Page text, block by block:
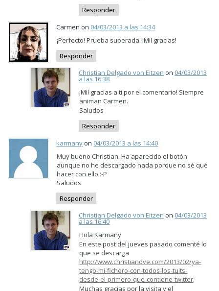
Responder
Carmen on 04/03/2013 a las 14:34
¡Perfecto! Prueba superada. ¡Mil gracias!
Responder
Christian Delgado von Eitzen on 04/03/2013
a las 16:38
¡Mil gracias a ti por el comentario! Siempre
animan Carmen.
Saludos
Responder
karmanyon 04/03/2013 a las 14:40
Muy bueno Christian. Ha aparecido el botón
aunque no he descargado nada porque no sé qué
hacer con ello :-P
Saludos
Responder
Christian Delgado von Eitzen on 04/03/2013
a las 16:40
Hola Karmany
En este post del jueves pasado comenté lo
que se descarga
http://www.christiandve.com/2013/02/ya-
tengo-mi-fichero-con-todos-los-tuits-
desde-el-primero-que-contiene-twitter.
Muchas gracias por la visita y el